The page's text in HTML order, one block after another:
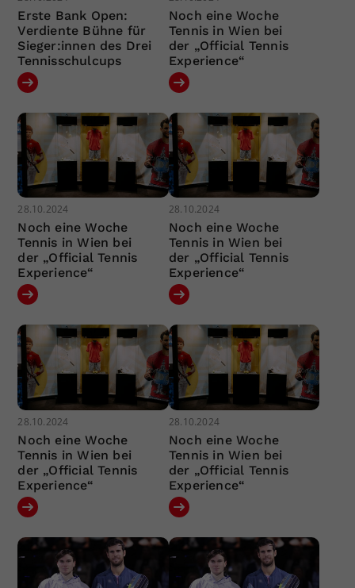
Erste Bank Open:
Verdiente Bühne für
Sieger:innen des Drei
Tennisschulcups
Noch eine Woche
Tennis in Wien bei
der „Official Tennis
Experience“
28.10.2024
Noch eine Woche
Tennis in Wien bei
der „Official Tennis
Experience“
28.10.2024
Noch eine Woche
Tennis in Wien bei
der „Official Tennis
Experience“
28.10.2024
Noch eine Woche
Tennis in Wien bei
der „Official Tennis
Experience“
28.10.2024
Noch eine Woche
Tennis in Wien bei
der „Official Tennis
Experience“